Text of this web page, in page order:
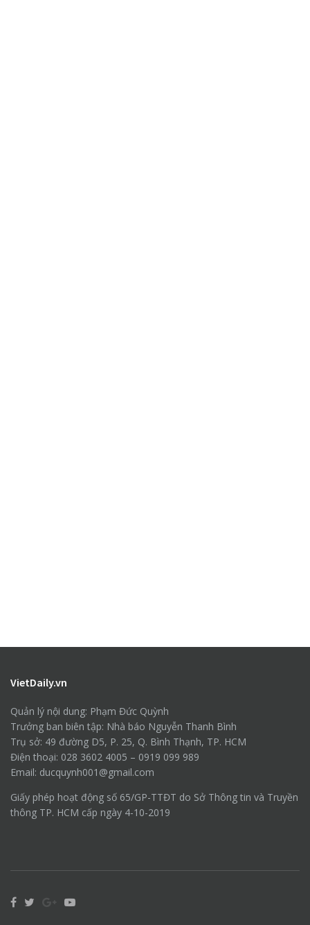
VietDaily.vn
Quản lý nội dung: Phạm Đức Quỳnh
Trưởng ban biên tập: Nhà báo Nguyễn Thanh Bình
Trụ sở: 49 đường D5, P. 25, Q. Bình Thạnh, TP. HCM
Điện thoại: 028 3602 4005 – 0919 099 989
Email: ducquynh001@gmail.com
Giấy phép hoạt động số 65/GP-TTĐT do Sở Thông tin và Truyền
thông TP. HCM cấp ngày 4-10-2019